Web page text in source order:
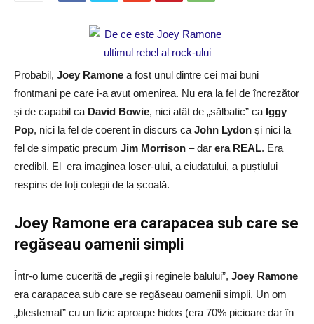
Probabil, Joey Ramone a fost unul dintre cei mai buni
frontmani pe care i-a avut omenirea. Nu era la fel de încrezător
și de capabil ca David Bowie, nici atât de „sălbatic” ca Iggy
Pop, nici la fel de coerent în discurs ca John Lydon și nici la
fel de simpatic precum Jim Morrison – dar era REAL. Era
credibil. El era imaginea loser-ului, a ciudatului, a puștiului
respins de toți colegii de la școală.
Joey Ramone era carapacea sub care se
regăseau oamenii simpli
Într-o lume cucerită de „regii și reginele balului”, Joey Ramone
era carapacea sub care se regăseau oamenii simpli. Un om
„blestemat” cu un fizic aproape hidos (era 70% picioare dar în